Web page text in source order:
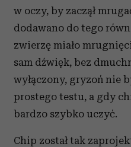
w oczy, by zaczął
dodawano do tego
zwierzę miało
sam dźwięk, bez
wyłączony, gryzoń nie
prostego testu, a gdy
bardzo szybko uczyć.
Chip został tak